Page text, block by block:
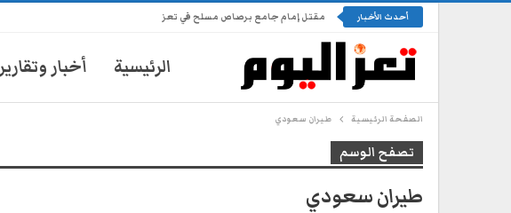
أحدث الأخبار مقتل إمام جامع برصاص مسلح في تعز
الرئيسية أخبار وتقارير
الصفحة الرئيسية طيران سعودي
تصفح الوسم
طيران سعودي